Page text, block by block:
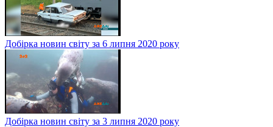
Добірка новин світу за 6 липня 2020 року
Добірка новин світу за 3 липня 2020 року